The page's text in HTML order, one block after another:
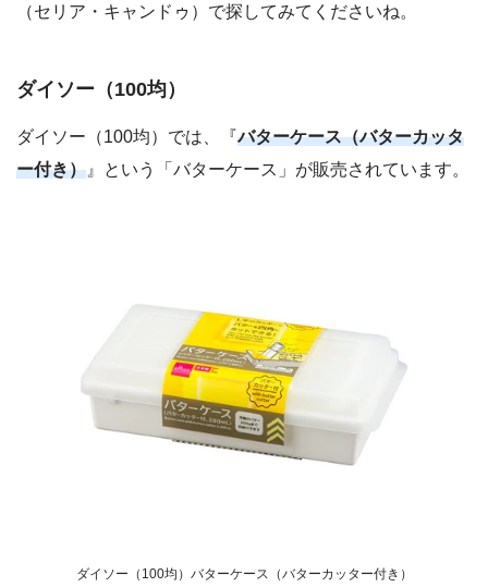
（セリア・キャンドゥ）で探してみてくださいね。
ダイソー（100均）
ダイソー（100均）では、『バターケース（バターカッタ
ー付き） 』という「バターケース」が販売されています。
ダイソー（100均）バターケース（バターカッター付き）